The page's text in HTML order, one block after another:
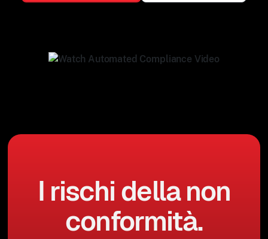
I rischi della non
conformità.